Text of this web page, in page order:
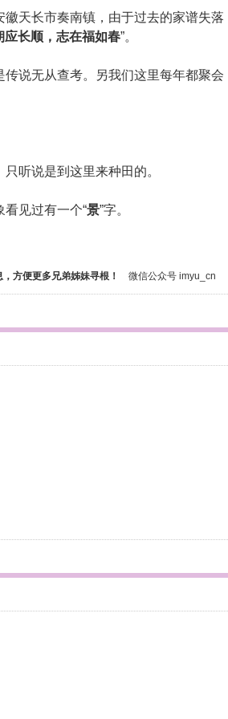
天长市奏南镇，由于过去的家谱失落
应长顺，志在福如春”。
说无从查考。另我们这里每年都聚会
听说是到这里来种田的。
见过有一个“景”字。
方便更多兄弟姊妹寻根！ 微信公众号 imyu_cn